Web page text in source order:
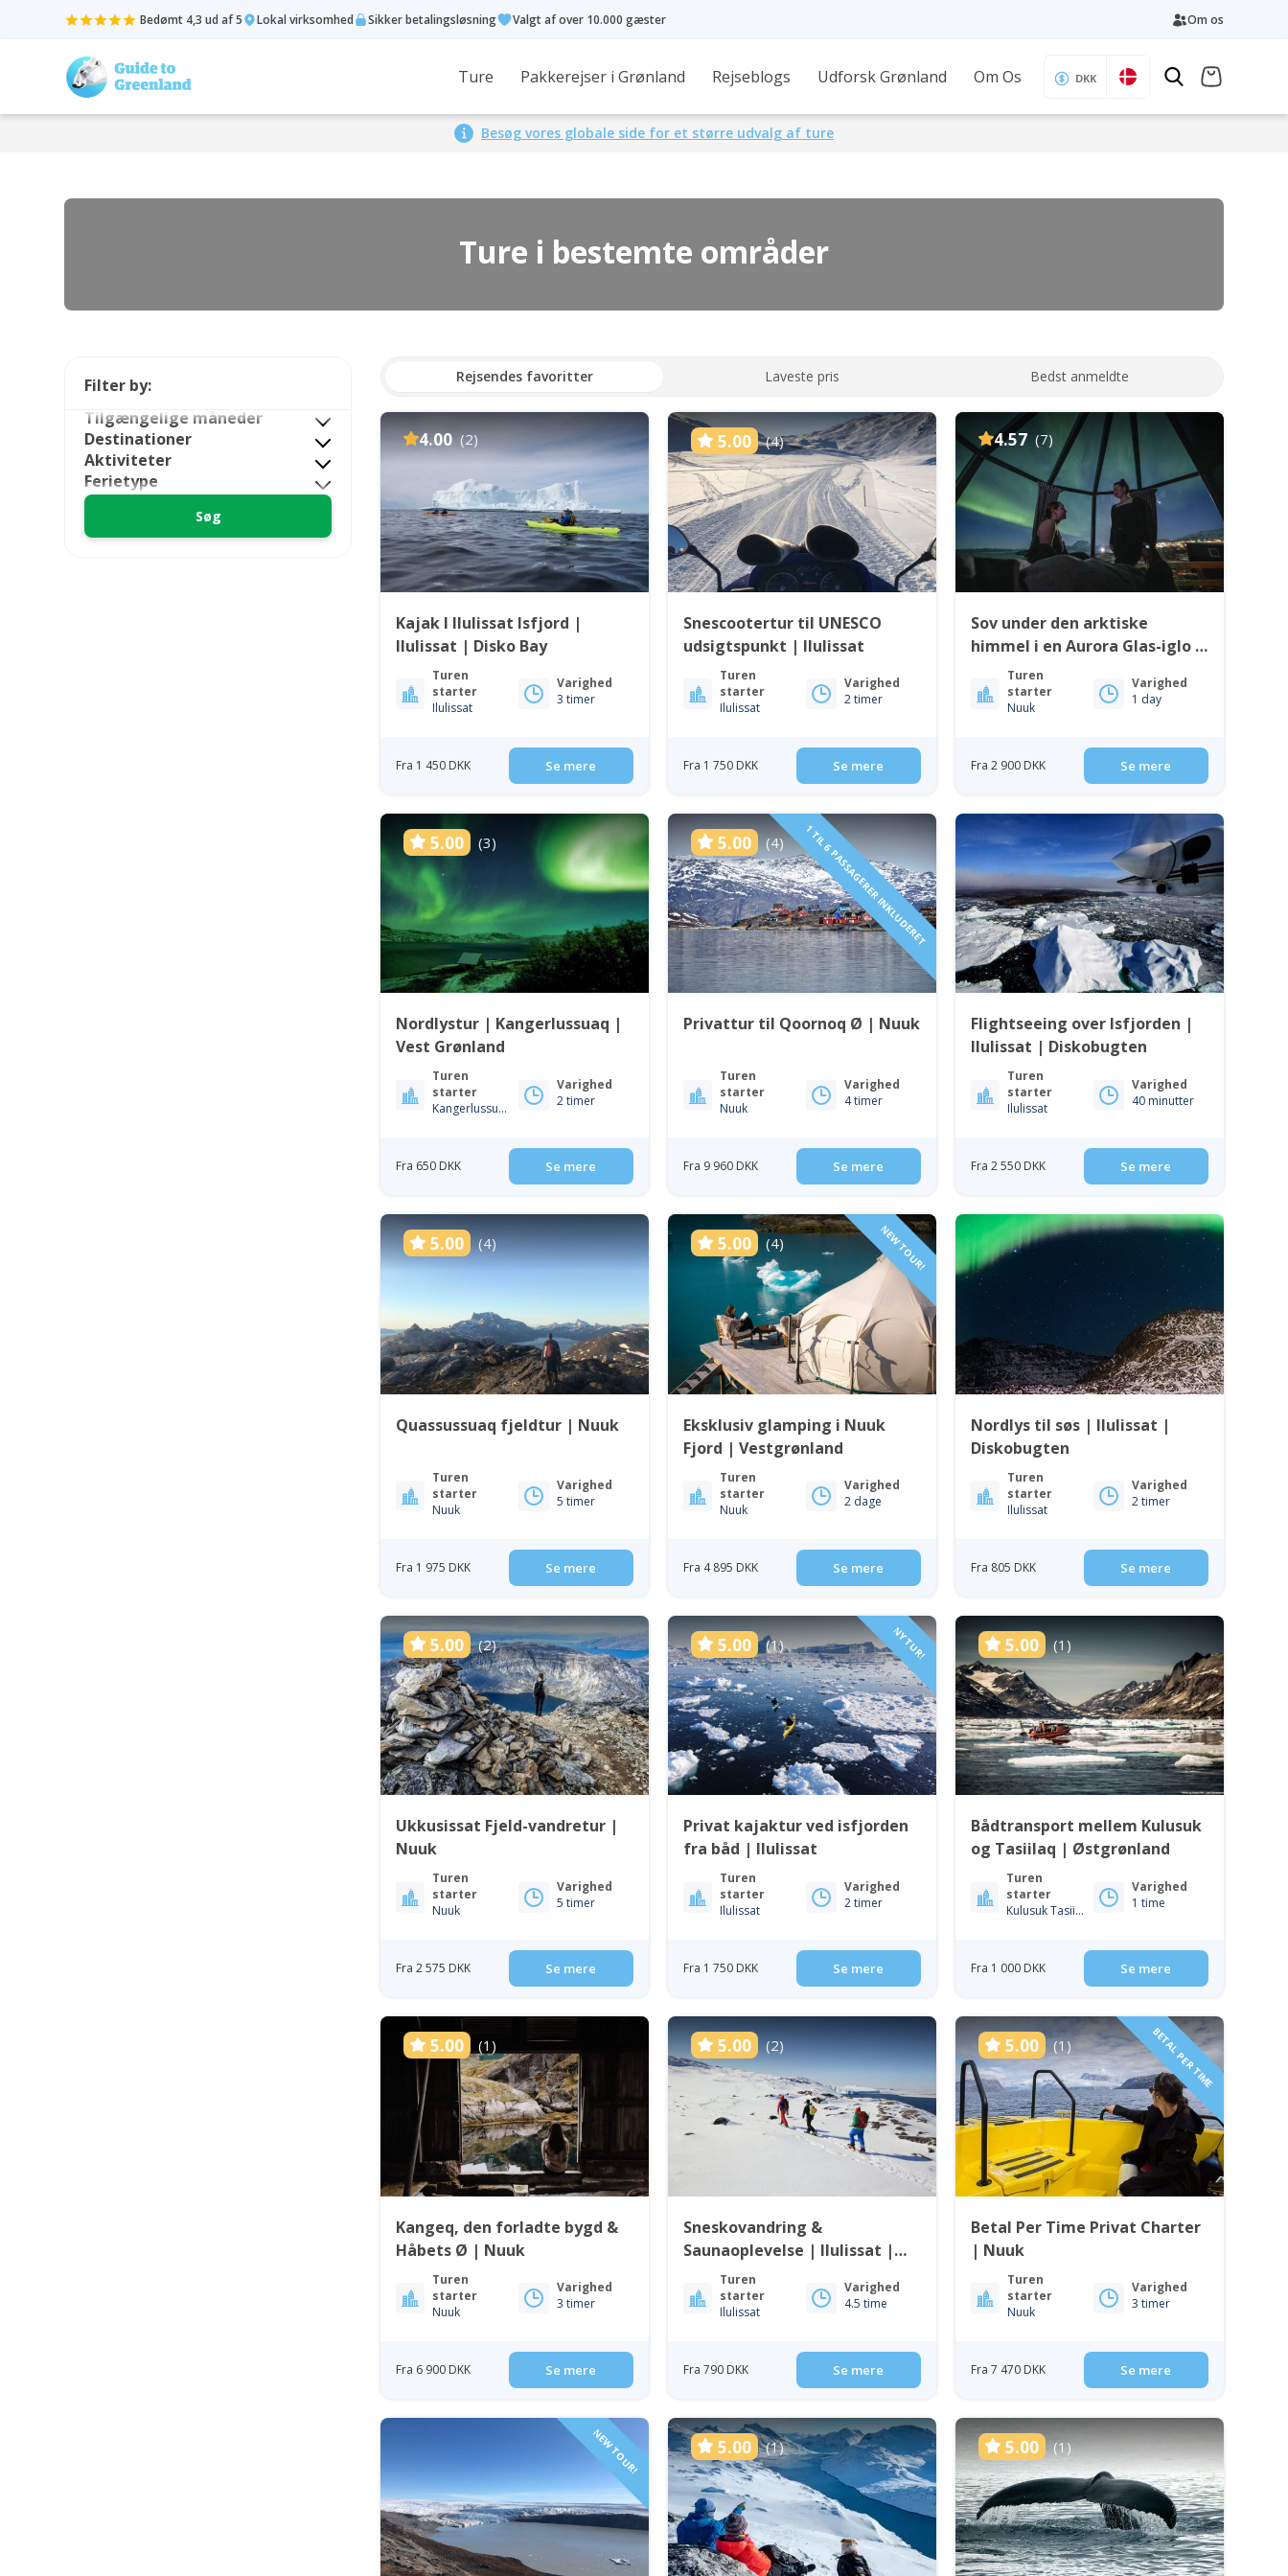
Bedømt 4,3 ud af 5 Lokal virksomhed Sikker betalingsløsning Valgt af over 10.000 gæster Om os
Ture Pakkerejser i Grønland Rejseblogs Udforsk Grønland Om Os DKK
Besøg vores globale side for et større udvalg af ture
Ture i bestemte områder
Rejsendes favoritter Laveste pris Bedst anmeldte
4.00 (2)
Kajak I Ilulissat Isfjord |
Ilulissat | Disko Bay
Turen
starter
Ilulissat
Varighed
3 timer
Fra 1 450 DKK Se mere
5.00 (4)
Snescootertur til UNESCO
udsigtspunkt | Ilulissat
Turen
starter
Ilulissat
Varighed
2 timer
Fra 1 750 DKK Se mere
4.57 (7)
Sov under den arktiske
himmel i en Aurora Glas-iglo |
NuukTuren
starter
Nuuk
Varighed
1 day
Fra 2 900 DKK Se mere
5.00 (3)
Nordlystur | Kangerlussuaq |
Vest Grønland
Turen
starter
Kangerlussuaq
Varighed
2 timer
Fra 650 DKK Se mere
5.00 (4) 1 TIL 6 PASSAGERER INKLUDERET
Privattur til Qoornoq Ø | Nuuk
Turen
starter
Nuuk
Varighed
4 timer
Fra 9 960 DKK Se mere
Flightseeing over Isfjorden |
Ilulissat | Diskobugten
Turen
starter
Ilulissat
Varighed
40 minutter
Fra 2 550 DKK Se mere
5.00 (4)
Quassussuaq fjeldtur | Nuuk
Turen
starter
Nuuk
Varighed
5 timer
Fra 1 975 DKK Se mere
5.00 (4) NEW TOUR!
Eksklusiv glamping i Nuuk
Fjord | Vestgrønland
Turen
starter
Nuuk
Varighed
2 dage
Fra 4 895 DKK Se mere
Nordlys til søs | Ilulissat |
Diskobugten
Turen
starter
Ilulissat
Varighed
2 timer
Fra 805 DKK Se mere
5.00 (2)
Ukkusissat Fjeld-vandretur |
Nuuk
Turen
starter
Nuuk
Varighed
5 timer
Fra 2 575 DKK Se mere
5.00 (1) NY TUR!
Privat kajaktur ved isfjorden
fra båd | Ilulissat
Turen
starter
Ilulissat
Varighed
2 timer
Fra 1 750 DKK Se mere
5.00 (1)
Bådtransport mellem Kulusuk
og Tasiilaq | Østgrønland
Turen
starter
Kulusuk Tasiilaq
Varighed
1 time
Fra 1 000 DKK Se mere
5.00 (1)
Kangeq, den forladte bygd &
Håbets Ø | Nuuk
Turen
starter
Nuuk
Varighed
3 timer
Fra 6 900 DKK Se mere
5.00 (2)
Sneskovandring &
Saunaoplevelse | Ilulissat |
Diskobugten
Turen
starter
Ilulissat
Varighed
4.5 time
Fra 790 DKK Se mere
5.00 (1) BETAL PER TIME
Betal Per Time Privat Charter
| Nuuk
Turen
starter
Nuuk
Varighed
3 timer
Fra 7 470 DKK Se mere
NEW TOUR! 5.00 (1) 5.00 (1)
Filter by:
Tilgængelige måneder
Destinationer
Aktiviteter
Ferietype